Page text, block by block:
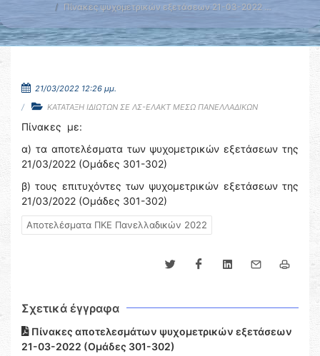
Πίνακες ψυχομετρικών εξετάσεων 21-03-2022 …
21/03/2022 12:26 μμ.
ΚΑΤΑΤΑΞΗ ΙΔΙΩΤΩΝ ΣΕ ΛΣ-ΕΛΑΚΤ ΜΕΣΩ ΠΑΝΕΛΛΑΔΙΚΩΝ
Πίνακες με:
α) τα αποτελέσματα των ψυχομετρικών εξετάσεων της
21/03/2022 (Ομάδες 301-302)
β) τους επιτυχόντες των ψυχομετρικών εξετάσεων της
21/03/2022 (Ομάδες 301-302)
Αποτελέσματα ΠΚΕ Πανελλαδικών 2022
Σχετικά έγγραφα
Πίνακες αποτελεσμάτων ψυχομετρικών εξετάσεων
21-03-2022 (Ομάδες 301-302)